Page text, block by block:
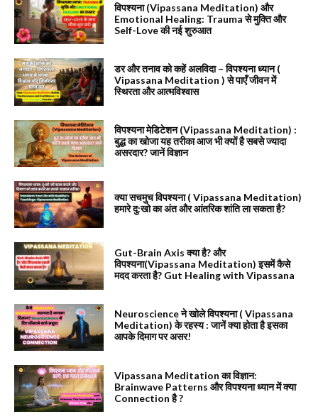
विपश्यना (Vipassana Meditation) और
Emotional Healing: Trauma से मुक्ति और
Self-Love की नई शुरुआत
डर और तनाव को कहें अलविदा – विपश्यना ध्यान (
Vipassana Meditation ) से पाएँ जीवन में
स्थिरता और आत्मविश्वास
विपश्यना मेडिटेशन (Vipassana Meditation) :
बुद्ध का खोजा यह तरीका आज भी क्यों है सबसे ज्यादा
असरदार? जानें विज्ञान
क्या सचमुच विपश्यना ( Vipassana Meditation)
हमारे दु:खो का अंत और आंतरिक शांति ला सकता है?
Gut-Brain Axis क्या है? और
विपश्यना(Vipassana Meditation) इसमें कैसे
मदद करता है? Gut Healing with Vipassana
Neuroscience ने खोले विपश्यना ( Vipassana
Meditation) के रहस्य : जानें क्या होता है इसका
आपके दिमाग पर असर!
Vipassana Meditation का विज्ञान:
Brainwave Patterns और विपश्यना ध्यान में क्या
Connection है ?